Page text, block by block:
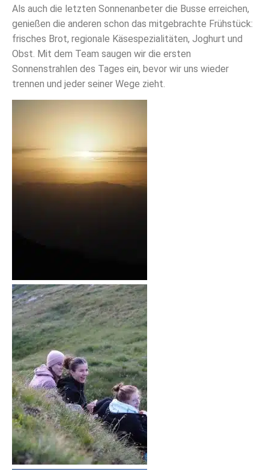
Als auch die letzten Sonnenanbeter die Busse erreichen,
genießen die anderen schon das mitgebrachte Frühstück:
frisches Brot, regionale Käsespezialitäten, Joghurt und
Obst. Mit dem Team saugen wir die ersten
Sonnenstrahlen des Tages ein, bevor wir uns wieder
trennen und jeder seiner Wege zieht.